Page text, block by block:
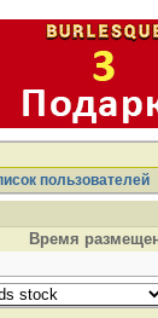
пользователей
Время